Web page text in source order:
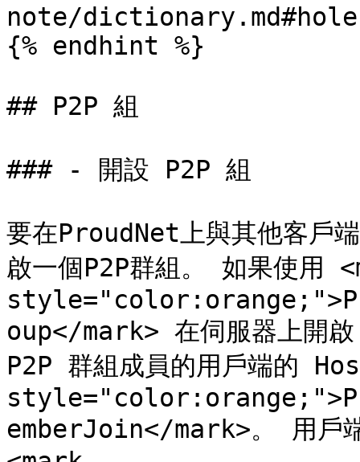
note/
{% endhint %}
## P2P 組
### - 開設 P2P 組
要在ProudNet上與其他客戶
啟一個P2P群組。 如果使用
oup</mark> 在伺服器上開
P2P 群組成員的用戶端的
emberJoin</mark>。 用戶